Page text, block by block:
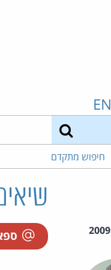
EN
חיפוש מתקדם